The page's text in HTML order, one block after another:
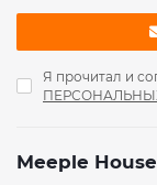
Я прочитал и
Meeple House